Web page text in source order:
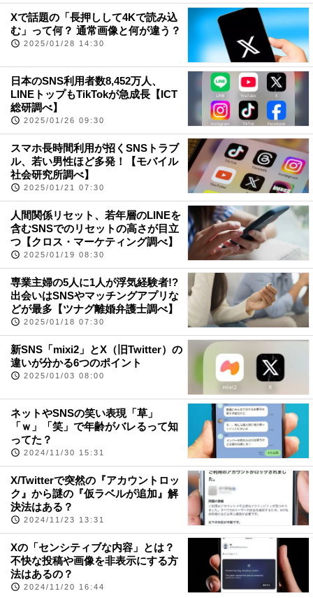
Xで話題の「長押しして4Kで読み込
む」って何？ 通常画像と何が違う？
2025/01/28 14:30
日本のSNS利用者数8,452万人、
LINEトップもTikTokが急成長【ICT
総研調べ】
2025/01/26 09:30
スマホ長時間利用が招くSNSトラブ
ル、若い男性ほど多発！【モバイル
社会研究所調べ】
2025/01/21 07:30
人間関係リセット、若年層のLINEを
含むSNSでのリセットの高さが目立
つ【クロス・マーケティング調べ】
2025/01/19 08:30
専業主婦の5人に1人が浮気経験者!?
出会いはSNSやマッチングアプリな
どが最多【ツナグ離婚弁護士調べ】
2025/01/18 07:30
新SNS「mixi2」とX（旧Twitter）の
違いが分かる6つのポイント
2025/01/03 08:00
ネットやSNSの笑い表現「草」
「ｗ」「笑」で年齢がバレるって知
ってた？
2024/11/30 15:31
X/Twitterで突然の『アカウントロッ
ク』から謎の『仮ラベルが追加』解
決法はある？
2024/11/23 13:31
Xの「センシティブな内容」とは？
不快な投稿や画像を非表示にする方
法はあるの？
2024/11/20 16:44